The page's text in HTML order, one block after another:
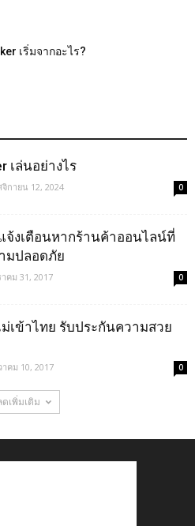
เริ่มจากอะไร?
เล่นอย่างไร
กายน 12, 2024 0
จ้งเตือนหากร้านค้าออนไลน์ที่
มปลอดภัย
คม 31, 2017 0
ม่เข้าไทย รับประกันความสวย
คม 10, 2017 0
เพิ่มเติม